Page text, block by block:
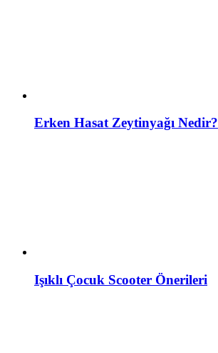
Erken Hasat Zeytinyağı Nedir?
Işıklı Çocuk Scooter Önerileri